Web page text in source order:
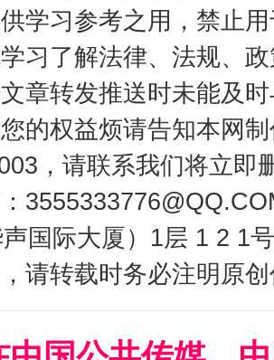
学习参考之用，禁止
习了解法律、法规、
章转发推送时未能及
的权益烦请告知本网
，请联系我们将立即
国际大厦）1层 1 2 1
请转载时务必注明原